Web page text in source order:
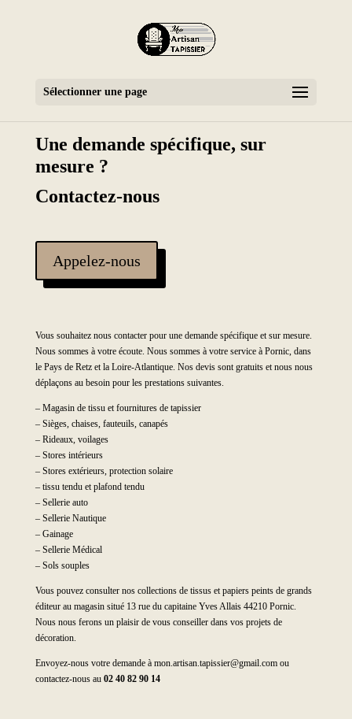
Sélectionner une page
Une demande spécifique, sur
mesure ?
Contactez-nous
Appelez-nous
Vous souhaitez nous contacter pour une demande spécifique et sur mesure.
Nous sommes à votre écoute. Nous sommes à votre service à Pornic, dans
le Pays de Retz et la Loire-Atlantique. Nos devis sont gratuits et nous nous
déplaçons au besoin pour les prestations suivantes.
– Magasin de tissu et fournitures de tapissier
– Sièges, chaises, fauteuils, canapés
– Rideaux, voilages
– Stores intérieurs
– Stores extérieurs, protection solaire
– tissu tendu et plafond tendu
– Sellerie auto
– Sellerie Nautique
– Gainage
– Sellerie Médical
– Sols souples
Vous pouvez consulter nos collections de tissus et papiers peints de grands
éditeur au magasin situé 13 rue du capitaine Yves Allais 44210 Pornic.
Nous nous ferons un plaisir de vous conseiller dans vos projets de
décoration.
Envoyez-nous votre demande à mon.artisan.tapissier@gmail.com ou
contactez-nous au 02 40 82 90 14